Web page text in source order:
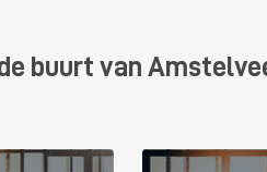
buurt van